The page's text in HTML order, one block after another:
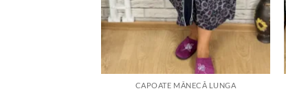
CAPOATE MÂNECĂ LUNGA